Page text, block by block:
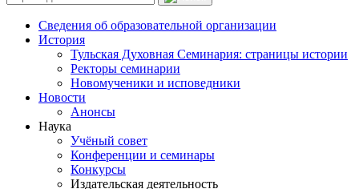
Сведения об образовательной организации
История
Тульская Духовная Семинария: страницы истории
Ректоры семинарии
Новомученики и исповедники
Новости
Анонсы
Наука
Учёный совет
Конференции и семинары
Конкурсы
Издательская деятельность